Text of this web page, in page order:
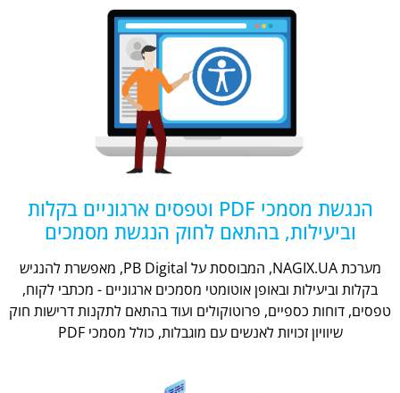
הנגשת מסמכי PDF וטפסים ארגוניים בקלות
וביעילות, בהתאם לחוק הנגשת מסמכים
מערכת NAGIX.UA, המבוססת על PB Digital, מאפשרת להנגיש
בקלות וביעילות ובאופן אוטומטי מסמכים ארגוניים - מכתבי לקוח,
טפסים, דוחות כספיים, פרוטוקולים ועוד בהתאם לתקנות דרישות חוק
שיוויון זכויות לאנשים עם מוגבלות, כולל מסמכי PDF